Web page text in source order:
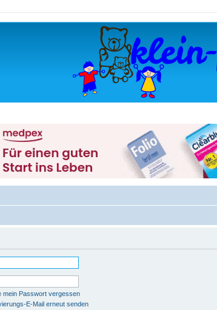
mein Passwort vergessen
E-Mail erneut senden